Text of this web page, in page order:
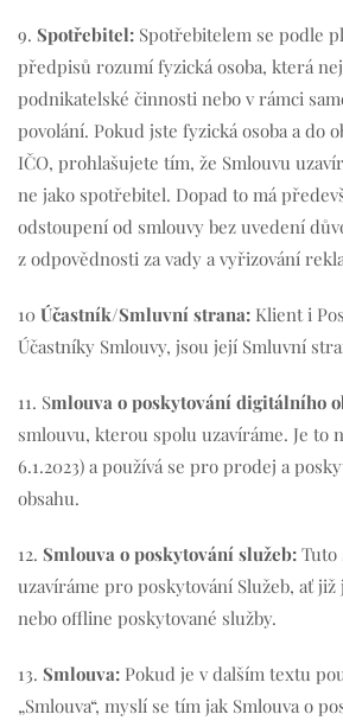
9. Spotřebitel: Spotřebitelem se podle
předpisů rozumí fyzická osoba, která
podnikatelské činnosti nebo v rámci
povolání. Pokud jste fyzická osoba a do
IČO, prohlašujete tím, že Smlouvu
ne jako spotřebitel. Dopad to má
odstoupení od smlouvy bez uvedení
z odpovědnosti za vady a vyřizování
10 Účastník/Smluvní strana: Klient i
Účastníky Smlouvy, jsou její Smluvní
11. Smlouva o poskytování digitálního
smlouvu, kterou spolu uzavíráme. Je to
6.1.2023) a používá se pro prodej a
obsahu.
12. Smlouva o poskytování služeb: Tuto
uzavíráme pro poskytování Služeb, ať
nebo offline poskytované služby.
13. Smlouva: Pokud je v dalším textu
„Smlouva“, myslí se tím jak Smlouva o